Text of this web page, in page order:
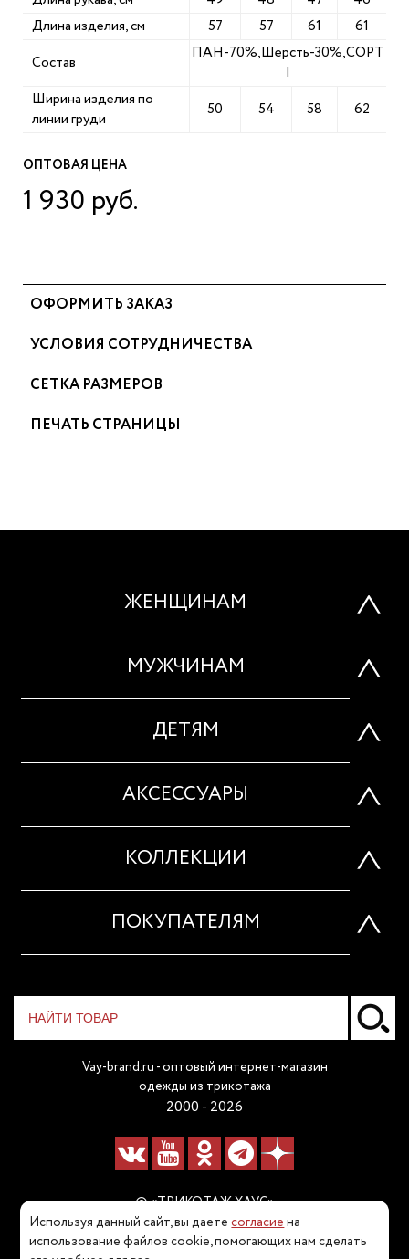
ОПТОВАЯ ЦЕНА
1 930 руб.
Длина изделия, см
57 57 61 61
Состав
ПАН-70%,Шерсть-30%,СОРТ
Ширина изделия по
линии груди
50 54 58 62
ОФОРМИТЬ ЗАКАЗ
УСЛОВИЯ СОТРУДНИЧЕСТВА
СЕТКА РАЗМЕРОВ
ПЕЧАТЬ СТРАНИЦЫ
ЖЕНЩИНАМ
МУЖЧИНАМ
ДЕТЯМ
АКСЕССУАРЫ
КОЛЛЕКЦИИ
ПОКУПАТЕЛЯМ
Vay-brand.ru - оптовый интернет-магазин
одежды из трикотажа
2000 - 2026
© «ТРИКОТАЖ ХАУС»
Наш телефон:
Используя данный сайт, вы даетесогласие на
использование файлов cookie, помогающих нам сделать